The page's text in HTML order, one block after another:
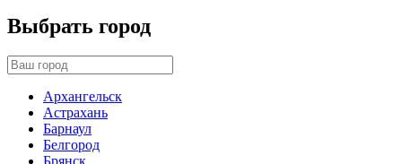
Выбрать город
Архангельск
Астрахань
Барнаул
Белгород